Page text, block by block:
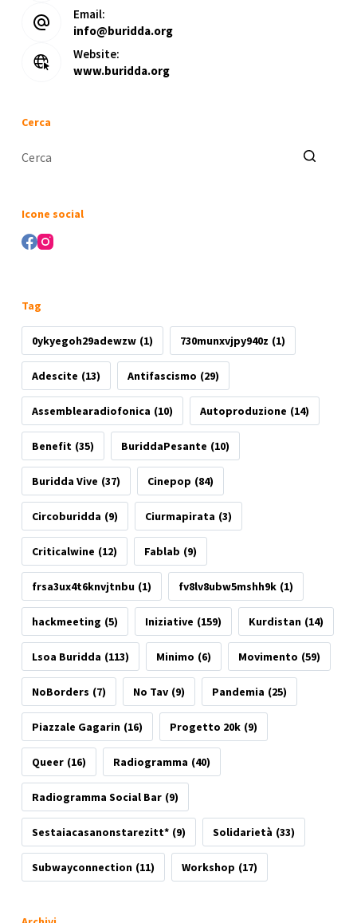
Email:
info@buridda.org
Website:
www.buridda.org
Cerca
Icone social
Tag
0ykyegoh29adewzw (1) 730munxvjpy940z (1)
Adescite (13) Antifascismo (29)
Assemblearadiofonica (10) Autoproduzione (14)
Benefit (35) BuriddaPesante (10)
Buridda Vive (37) Cinepop (84)
Circoburidda (9) Ciurmapirata (3)
Criticalwine (12) Fablab (9)
frsa3ux4t6knvjtnbu (1) fv8lv8ubw5mshh9k (1)
hackmeeting (5) Iniziative (159) Kurdistan (14)
Lsoa Buridda (113) Minimo (6) Movimento (59)
NoBorders (7) No Tav (9) Pandemia (25)
Piazzale Gagarin (16) Progetto 20k (9)
Queer (16) Radiogramma (40)
Radiogramma Social Bar (9)
Sestaiacasanonstarezitt* (9) Solidarietà (33)
Subwayconnection (11) Workshop (17)